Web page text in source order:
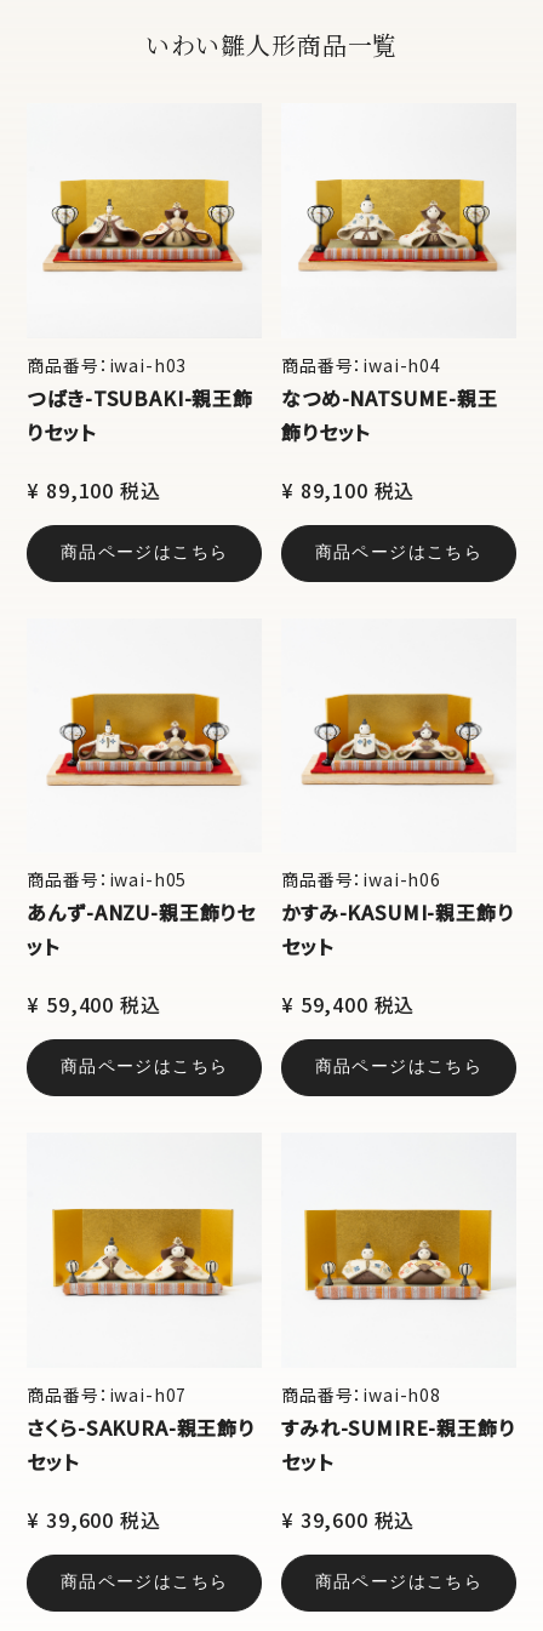
いわい雛人形商品一覧
商品番号：iwai-h03
つばき-TSUBAKI-親王飾
りセット
¥ 89,100 税込
商品ページはこちら
商品番号：iwai-h04
なつめ-NATSUME-親王
飾りセット
¥ 89,100 税込
商品ページはこちら
商品番号：iwai-h05
あんず-ANZU-親王飾りセ
ット
¥ 59,400 税込
商品ページはこちら
商品番号：iwai-h06
かすみ-KASUMI-親王飾り
セット
¥ 59,400 税込
商品ページはこちら
商品番号：iwai-h07
さくら-SAKURA-親王飾り
セット
¥ 39,600 税込
商品ページはこちら
商品番号：iwai-h08
すみれ-SUMIRE-親王飾り
セット
¥ 39,600 税込
商品ページはこちら